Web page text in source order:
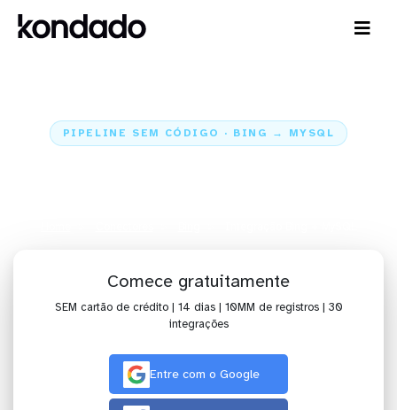
PIPELINE SEM CÓDIGO · BING → MYSQL
Comece gratuitamente
SEM cartão de crédito | 14 dias | 10MM de registros | 30
integrações
Entre com o Google